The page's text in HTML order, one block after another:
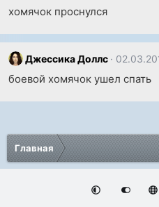
хомячок проснулся
Джессика Доллс
боевой хомячок ушел спать
Главная